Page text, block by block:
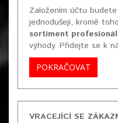
Založením účtu
jednodušeji, kromě toho
sortiment
výhody. Přidejte se k
POKRAČOVAT
VRACEJÍCÍ SE